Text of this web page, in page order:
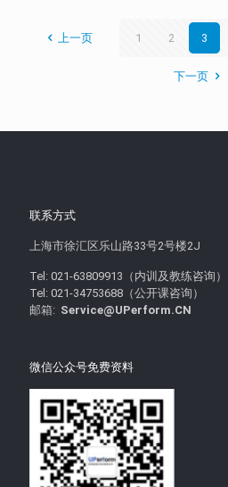
上一页 1 2 3
下一页
联系方式
上海市徐汇区乐山路33号2号楼2J
Tel: 021-63809913（内训及教练咨询）
Tel: 021-34753688（公开课咨询）
邮箱: Service@UPerform.CN
微信公众号免费资料